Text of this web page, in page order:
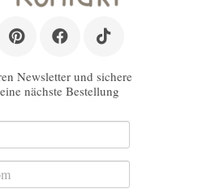
Newsletter und sichere
nächste Bestellung